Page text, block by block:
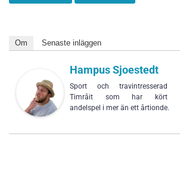
Om Senaste inläggen
Hampus Sjoestedt
Sport och travintresserad
Timråit som har kört
andelspel i mer än ett årtionde.